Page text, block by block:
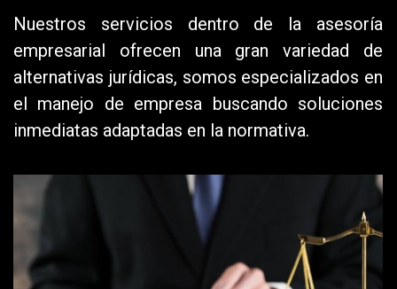
Nuestros servicios dentro de la asesoría
empresarial ofrecen una gran variedad de
alternativas jurídicas, somos especializados en
el manejo de empresa buscando soluciones
inmediatas adaptadas en la normativa.